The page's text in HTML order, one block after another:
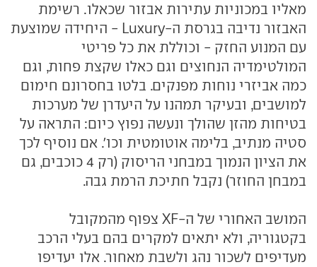
מאליו במכוניות עתירות אבזור שכאלו. רשימת
האבזור נדיבה בגרסת ה-Luxury - היחידה שמוצעת
עם המנוע החזק - וכוללת את כל פריטי
המולטימדיה הנחוצים וגם כאלו שקצת פחות, וגם
כמה אביזרי נוחות מפנקים. בלטו בחסרונם חימום
למושבים, ובעיקר תמהנו על היעדרן של מערכות
בטיחות מהזן שהולך ונעשה נפוץ כיום: התראה על
סטיה מנתיב, בלימה אוטומטית וכו'. אם נוסיף לכך
את הציון הנמוך במבחני הריסוק (רק 4 כוכבים, גם
במבחן החוזר) נקבל חתיכת הרמת גבה.
המושב האחורי של ה-XF צפוף מהמקובל
בקטגוריה, ולא יתאים למקרים בהם בעלי הרכב
מעדיפים לשכור נהג ולשבת מאחור. אלו יעדיפו